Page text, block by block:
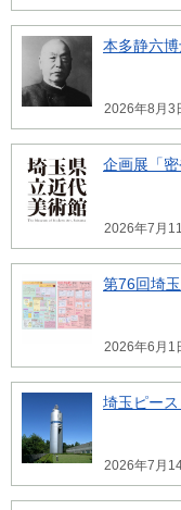
本多静六
2026年8月3
企画展「
2026年7月
第76回埼
2026年6月1
埼玉ピー
2026年7月